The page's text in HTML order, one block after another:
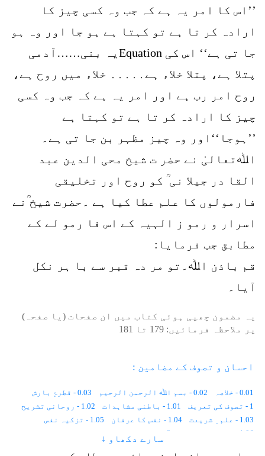
’’اس کا امر یہ ہے کہ جب وہ کسی چیز کا
ارادہ کر تا ہے تو کہتا ہے ہو جا اور وہ ہو
جا تی ہے‘‘ اس کی Equationیہ بنی……آدمی
پتلا ہے، پتلا خلاء ہے․․․․․ خلاء میں روح ہے،
روح امر رب ہے اور امر یہ ہے کہ جب وہ کسی
چیز کا ارادہ کر تا ہے تو کہتا ہے
’’ہوجا‘‘اور وہ چیز مظہر بن جا تی ہے۔
اﷲتعالیٰ نے حضر ت شیخ محی الدین عبد
القا در جیلا نی ؒ کو روح اور تخلیقی
فارمولوں کا علم عطا کیا ہے ۔حضرت شیخ ؒنے
اسرار و رمو ز الہیہ کے اس فا رمو لے کے
مطابق جب فرمایا:
قم باذن اﷲ۔تو مر دہ قبر سے با ہر نکل
آیا۔
یہ مضمون چھپی ہوئی کتاب میں ان صفحات (یا صفحہ)
پر ملاحظہ فرمائیں: 179 تا 181
احسان و تصوف کے مضامین :
0.01 - خلاصہ 0.02 - بسم اﷲ الرحمن الرحیم
0.03 - قطرۂِ بارش
1 - تصوف کی تعریف
1.01 - باطنی مشاہدات
1.02 - روحانی تشریح
1.03 - علم ِ شریعت
1.04 - نفس کا عرفان
1.05 - تزکیہ نفس
1.06 - اعمال و اشغال
2 - تصوف کی تاریخ
سارے دکھاو ↓